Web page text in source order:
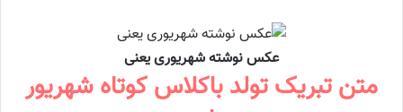
عکس نوشته شهریوری یعنی
متن تبریک تولد باکلاس کوتاه شهریور